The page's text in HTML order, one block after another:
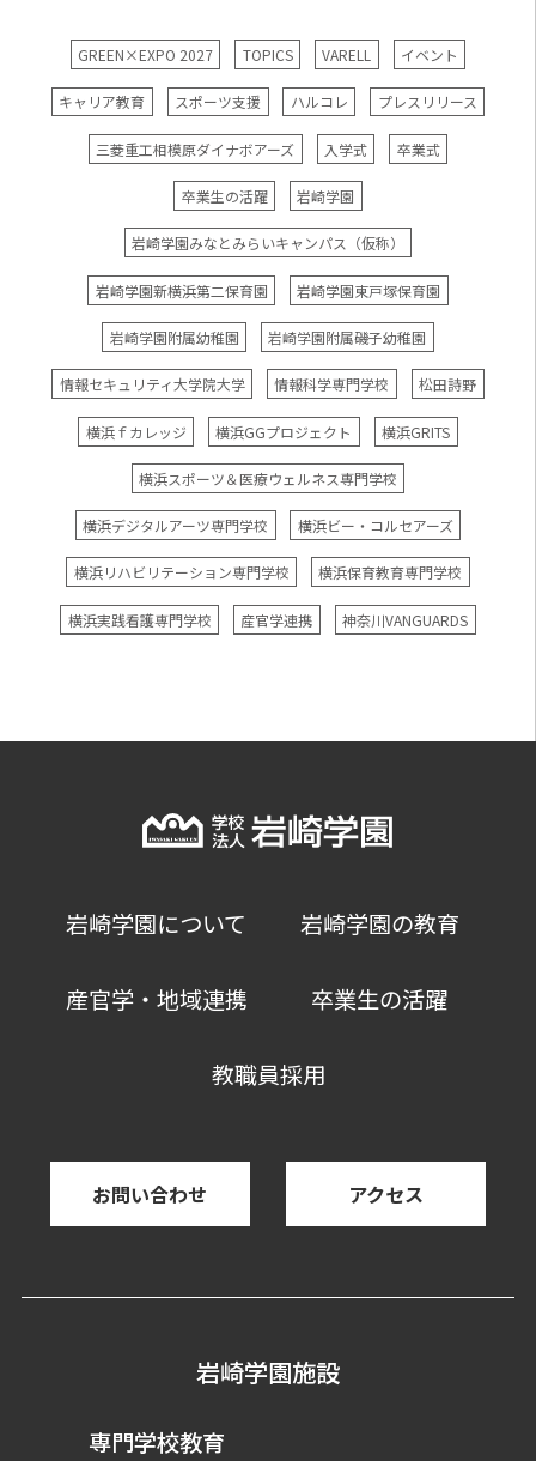
GREEN×EXPO 2027 TOPICS VARELL イベント
キャリア教育 スポーツ支援 ハルコレ プレスリリース
三菱重工相模原ダイナボアーズ 入学式 卒業式
卒業生の活躍 岩崎学園
岩崎学園みなとみらいキャンパス（仮称）
岩崎学園新横浜第二保育園 岩崎学園東戸塚保育園
岩崎学園附属幼稚園 岩崎学園附属磯子幼稚園
情報セキュリティ大学院大学 情報科学専門学校 松田詩野
横浜ｆカレッジ 横浜GGプロジェクト 横浜GRITS
横浜スポーツ＆医療ウェルネス専門学校
横浜デジタルアーツ専門学校 横浜ビー・コルセアーズ
横浜リハビリテーション専門学校 横浜保育教育専門学校
横浜実践看護専門学校 産官学連携 神奈川VANGUARDS
岩崎学園について 岩崎学園の教育
産官学・地域連携 卒業生の活躍
教職員採用
お問い合わせ アクセス
岩崎学園施設
専門学校教育